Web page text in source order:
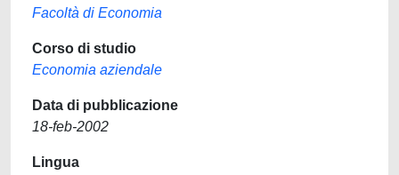
Facoltà di Economia
Corso di studio
Economia aziendale
Data di pubblicazione
18-feb-2002
Lingua